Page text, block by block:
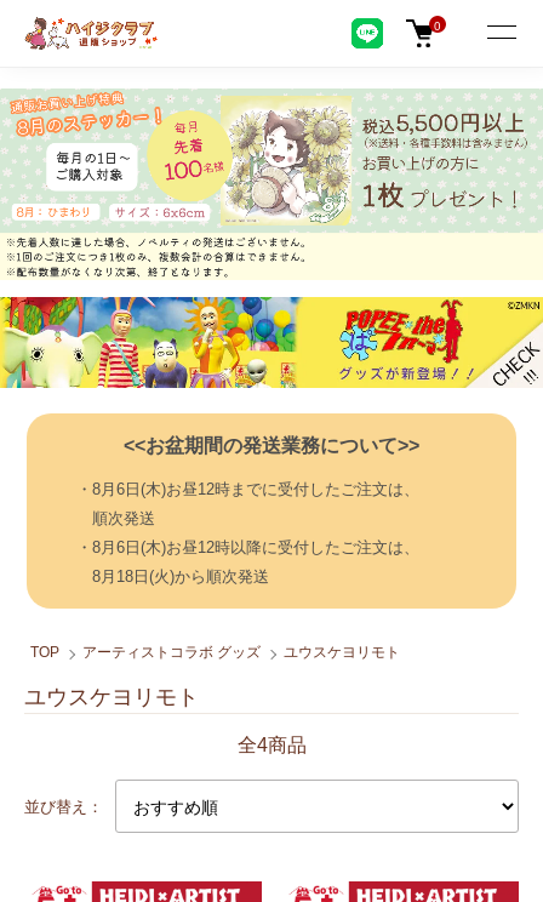
0
<<お盆期間の発送業務について>>
・8月6日(木)お昼12時までに受付したご注文は、
順次発送
・8月6日(木)お昼12時以降に受付したご注文は、
8月18日(火)から順次発送
TOP アーティストコラボ グッズ ユウスケヨリモト
ユウスケヨリモト
全4商品
並び替え：